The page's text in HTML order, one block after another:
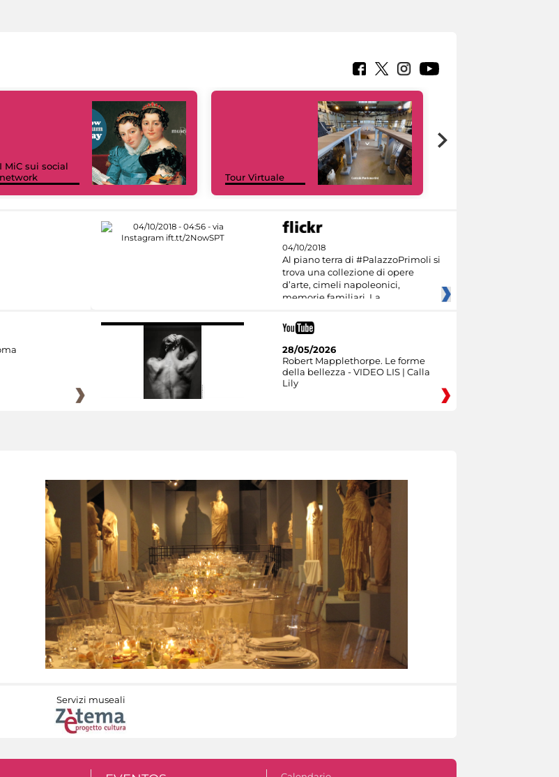
I MiC sui social
network
Tour Virtuale
04/10/2018
Al piano terra di #PalazzoPrimoli si
trova una collezione di opere
d’arte, cimeli napoleonici,
memorie familiari. La
28/05/2026
Robert Mapplethorpe. Le forme
della bellezza - VIDEO LIS | Calla
Lily
Servizi museali